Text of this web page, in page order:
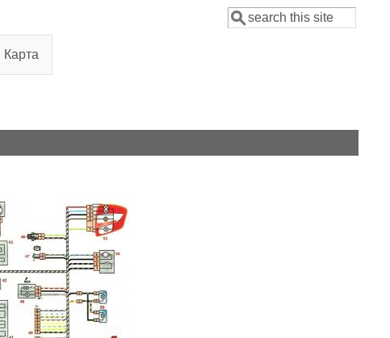
Форма поиска
Поиск
Карта